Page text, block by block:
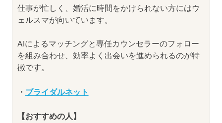
仕事が忙しく、婚活に時間をかけられない方にはウ
ェルスマが向いています。
AIによるマッチングと専任カウンセラーのフォロー
を組み合わせ、効率よく出会いを進められるのが特
徴です。
・ ブライダルネット
【おすすめの人】